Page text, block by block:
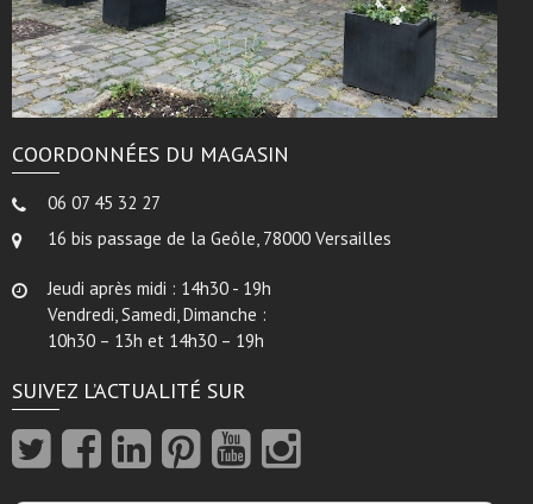
COORDONNÉES DU MAGASIN
06 07 45 32 27
16 bis passage de la Geôle, 78000 Versailles
Jeudi après midi : 14h30 - 19h
Vendredi, Samedi, Dimanche :
10h30 – 13h et 14h30 – 19h
SUIVEZ L’ACTUALITÉ SUR